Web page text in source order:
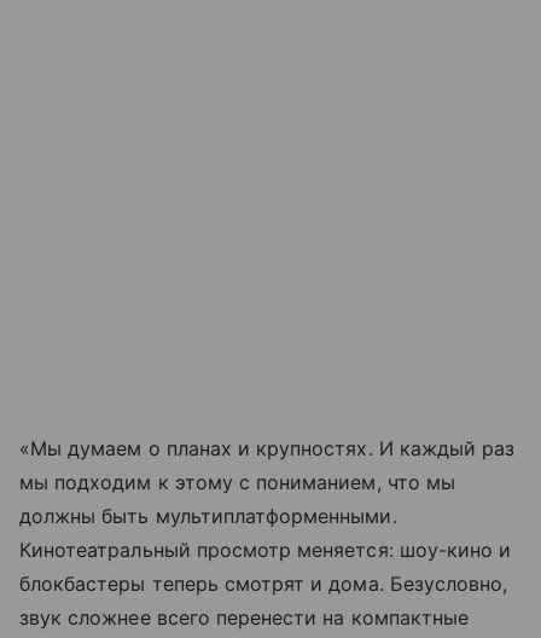
«Мы думаем о планах и крупностях. И каждый раз
мы подходим к этому с пониманием, что мы
должны быть мультиплатформенными.
Кинотеатральный просмотр меняется: шоу-кино и
блокбастеры теперь смотрят и дома. Безусловно,
звук сложнее всего перенести на компактные